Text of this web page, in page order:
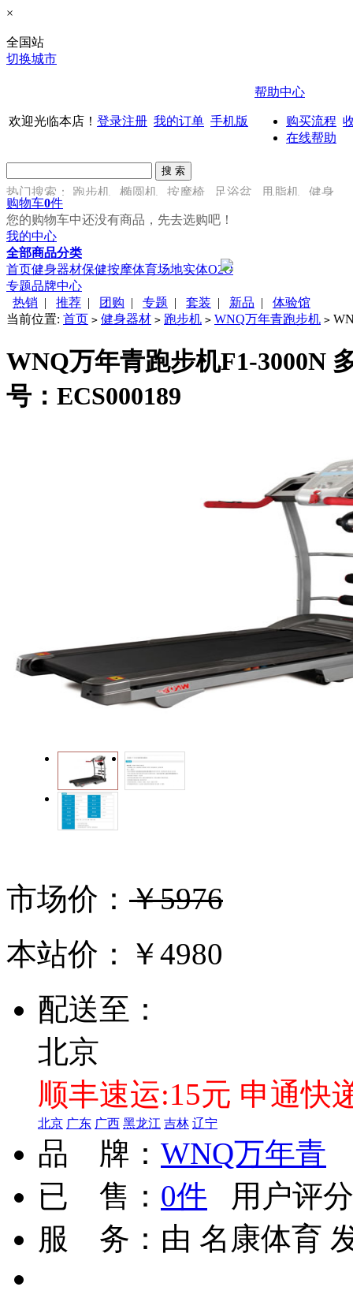
×
全国站
切换城市
欢迎光临本店！ 登录注册 我的订单 手机版
帮助中心
购买流程
在线帮助
热门搜索： 跑步机 椭圆机 按摩椅 足浴盆 甩脂机
健身
车
购物车0件
您的购物车中还没有商品，先去选购吧！
我的中心
全部商品分类
首页健身器材保健按摩体育场地实体O2O
专题品牌中心
热销 | 推荐 | 团购 | 专题 | 套装 | 新品 | 体验馆
当前位置: 首页 > 健身器材 > 跑步机 > WNQ万年青跑步机 >
WNQ万年青跑步机F1-3000N
号：ECS000189
市场价： ￥5976
本站价：
￥4980
配送至：
北京
顺丰速运:15元 申通快
北京 广东 广西 黑龙江 吉林 辽宁
品 牌： WNQ万年青
已 售： 0件 用户评
服 务：由 名康体育